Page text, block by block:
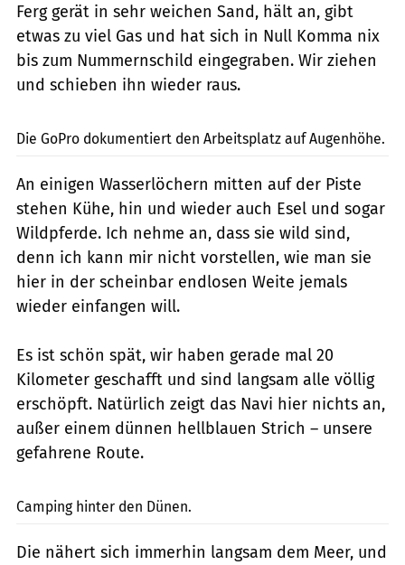
Ferg gerät in sehr weichen Sand, hält an, gibt
etwas zu viel Gas und hat sich in Null Komma nix
bis zum Nummernschild eingegraben. Wir ziehen
und schieben ihn wieder raus.
Die GoPro dokumentiert den Arbeitsplatz auf Augenhöhe.
An einigen Wasserlöchern mitten auf der Piste
stehen Kühe, hin und wieder auch Esel und sogar
Wildpferde. Ich nehme an, dass sie wild sind,
denn ich kann mir nicht vorstellen, wie man sie
hier in der scheinbar endlosen Weite jemals
wieder einfangen will.
Es ist schön spät, wir haben gerade mal 20
Kilometer geschafft und sind langsam alle völlig
erschöpft. Natürlich zeigt das Navi hier nichts an,
außer einem dünnen hellblauen Strich – unsere
gefahrene Route.
Camping hinter den Dünen.
Die nähert sich immerhin langsam dem Meer, und